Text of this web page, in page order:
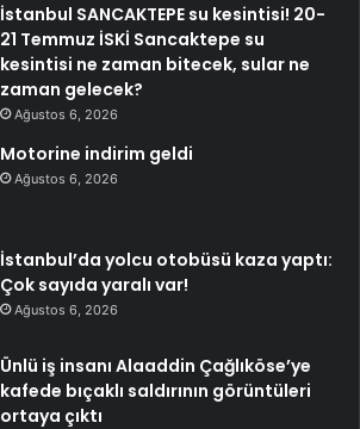
İstanbul SANCAKTEPE su kesintisi! 20-
21 Temmuz İSKİ Sancaktepe su
kesintisi ne zaman bitecek, sular ne
zaman gelecek?
Ağustos 6, 2026
Motorine indirim geldi
Ağustos 6, 2026
İstanbul’da yolcu otobüsü kaza yaptı:
Çok sayıda yaralı var!
Ağustos 6, 2026
Ünlü iş insanı Alaaddin Çağlıköse’ye
kafede bıçaklı saldırının görüntüleri
ortaya çıktı